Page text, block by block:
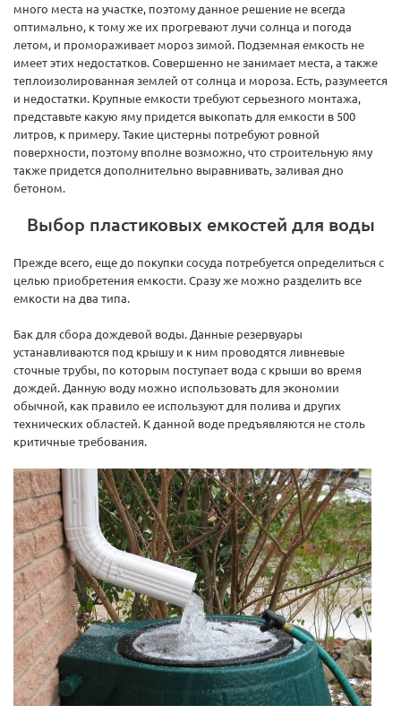
много места на участке, поэтому данное решение не всегда
оптимально, к тому же их прогревают лучи солнца и погода
летом, и промораживает мороз зимой. Подземная емкость не
имеет этих недостатков. Совершенно не занимает места, а также
теплоизолированная землей от солнца и мороза. Есть, разумеется
и недостатки. Крупные емкости требуют серьезного монтажа,
представьте какую яму придется выкопать для емкости в 500
литров, к примеру. Такие цистерны потребуют ровной
поверхности, поэтому вполне возможно, что строительную яму
также придется дополнительно выравнивать, заливая дно
бетоном.
Выбор пластиковых емкостей для воды
Прежде всего, еще до покупки сосуда потребуется определиться с
целью приобретения емкости. Сразу же можно разделить все
емкости на два типа.
Бак для сбора дождевой воды. Данные резервуары
устанавливаются под крышу и к ним проводятся ливневые
сточные трубы, по которым поступает вода с крыши во время
дождей. Данную воду можно использовать для экономии
обычной, как правило ее используют для полива и других
технических областей. К данной воде предъявляются не столь
критичные требования.